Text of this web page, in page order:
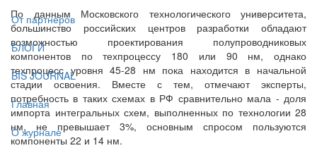
От партнёров
БЛОГИ
BIS JOURNAL
Главная
О журнале
По данным Московского технологического университета,
большинство российских центров разработки обладают
возможностью проектирования полупроводниковых
компонентов по техпроцессу 180 или 90 нм, однако
техпроцесс уровня 45-28 нм пока находится в начальной
стадии освоения. Вместе с тем, отмечают эксперты,
потребность в таких схемах в РФ сравнительно мала - доля
импорта интегральных схем, выполненных по технологии 28
нм, не превышает 3%, основным спросом пользуются
компоненты 22 и 14 нм.